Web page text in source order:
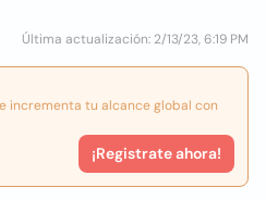
Última actualización: 2/13/23, 6:19 PM
incrementa tu alcance global con
¡Registrate ahora!